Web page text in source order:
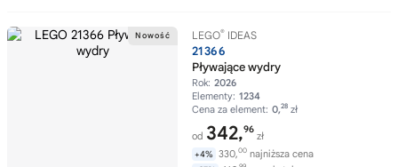
LEGO® IDEAS
21366
Pływające wydry
Rok: 2026
Elementy: 1234
Cena za element: 0,28 zł
od 342,96
zł
+4% 330,00 najniższa cena